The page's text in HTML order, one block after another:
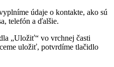
údaje o kontakte, ako sú
telefón a ďalšie.
„Uložiť“ vo vrchnej časti
uložiť, potvrdíme tlačidlo